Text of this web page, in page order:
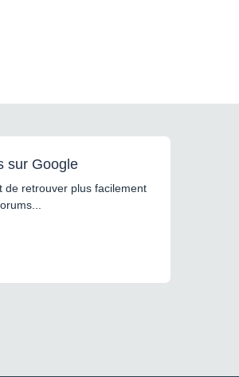
sur Google
de retrouver plus facilement